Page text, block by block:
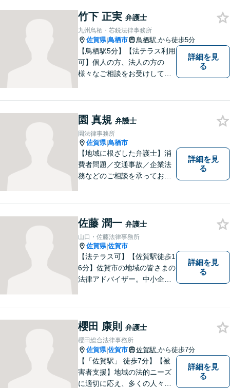
相続など、幅広い困りごとに
対応可能！【完全個室で対
応】
竹下 正実 弁護士
九州鳥栖・芯鋭法律事務所
佐賀県|鳥栖市 鳥栖駅 から徒歩5分
【鳥栖駅5分】【法テラス利用
可】個人の方、法人の方の
様々なご相談をお受けしてお
案いたします。【債務整理・
残業代請求については初回面
談無料】【土日祝・夜間相談
可】
詳細を見
る
園 真規 弁護士
園法律事務所
佐賀県|鳥栖市
【地域に根ざした弁護士】消
費者問題／交通事故／企業法
務などのご相談を承っており
けしております。まずはお気
軽にお問い合わせください。
詳細を見
る
佐藤 潤一 弁護士
山口・佐藤法律事務所
佐賀県|佐賀市
【法テラス可】【佐賀駅徒歩1
6分】佐賀市の地域の皆さまの
法律アドバイザー。中小企業
う、最善を尽くさせていただ
きます。【土日夜間対応】
詳細を見
る
櫻田 康則 弁護士
櫻田総合法律事務所
佐賀県|佐賀市 佐賀駅 から徒歩7分
【「佐賀駅」 徒歩7分】【被
害者支援】地域の法的ニーズ
に適切に応え、多くの人々の
詳細を見
る